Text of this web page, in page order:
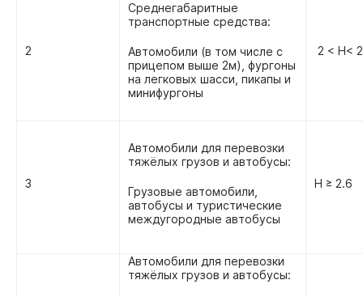
2
Среднегабаритные
транспортные средства:
Автомобили (в том числе с
прицепом выше 2м), фургоны
на легковых шасси, пикапы и
минифургоны
2 < H<
3
Автомобили для перевозки
тяжёлых грузов и автобусы:
Грузовые автомобили,
автобусы и туристические
междугородные автобусы
H ≥ 2.6
Автомобили для перевозки
тяжёлых грузов и автобусы: